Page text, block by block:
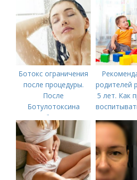
Ботокс ограничения
после процедуры.
После
Ботулотоксина
необходимо
родителей
5 лет. Как